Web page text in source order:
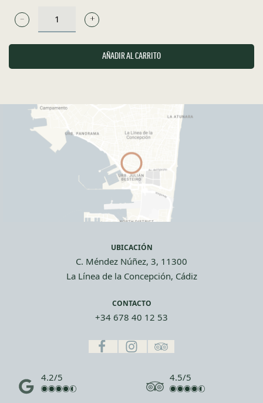
BURGER
FRITA
AÑADIR AL CARRITO
UBICACIÓN
C. Méndez Núñez, 3, 11300
La Línea de la Concepción, Cádiz
CONTACTO
+34 678 40 12 53
4.2/5 4.5/5